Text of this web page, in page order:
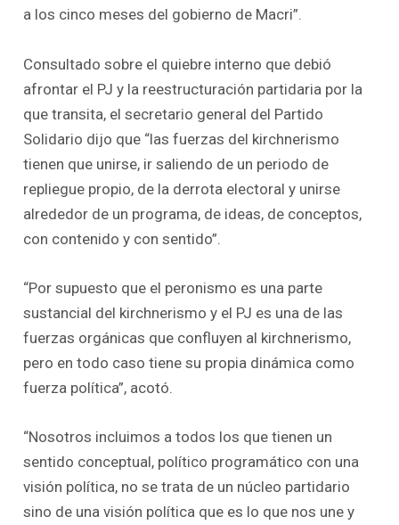
a los cinco meses del gobierno de Macri”.
Consultado sobre el quiebre interno que debió
afrontar el PJ y la reestructuración partidaria por la
que transita, el secretario general del Partido
Solidario dijo que “las fuerzas del kirchnerismo
tienen que unirse, ir saliendo de un periodo de
repliegue propio, de la derrota electoral y unirse
alrededor de un programa, de ideas, de conceptos,
con contenido y con sentido”.
“Por supuesto que el peronismo es una parte
sustancial del kirchnerismo y el PJ es una de las
fuerzas orgánicas que confluyen al kirchnerismo,
pero en todo caso tiene su propia dinámica como
fuerza política”, acotó.
“Nosotros incluimos a todos los que tienen un
sentido conceptual, político programático con una
visión política, no se trata de un núcleo partidario
sino de una visión política que es lo que nos une y